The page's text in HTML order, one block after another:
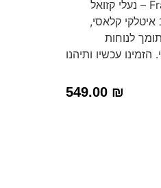
נעלי גברים פורטו 568 בצבע זית מבית Franco bane – נעלי קזואל
איטלקי קלאסי,
לנוחות
עכשיו ותיהנו
549.00 ₪